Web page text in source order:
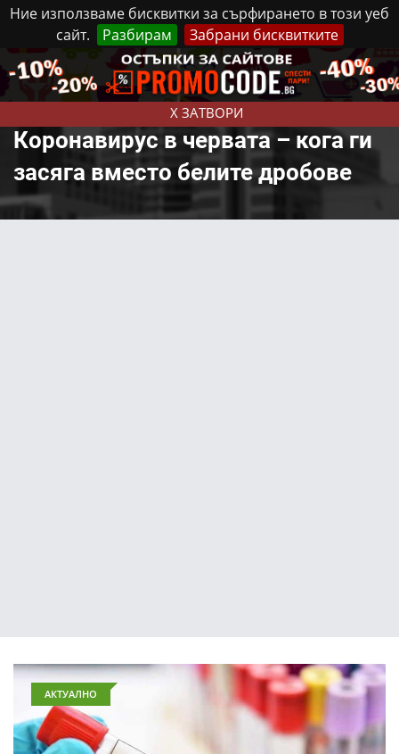
Ние използваме бисквитки за сърфирането в този уеб
сайт.
Разбирам Забрани бисквитките
X ЗАТВОРИ
Неделя, 9 Август, 2026 Реклама Контакти
Коронавирус в червата – кога ги
засяга вместо белите дробове
АКТУАЛНО